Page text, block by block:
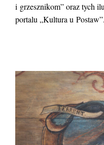
i grzesznikom” oraz tych
portalu „Kultura u Postaw”.